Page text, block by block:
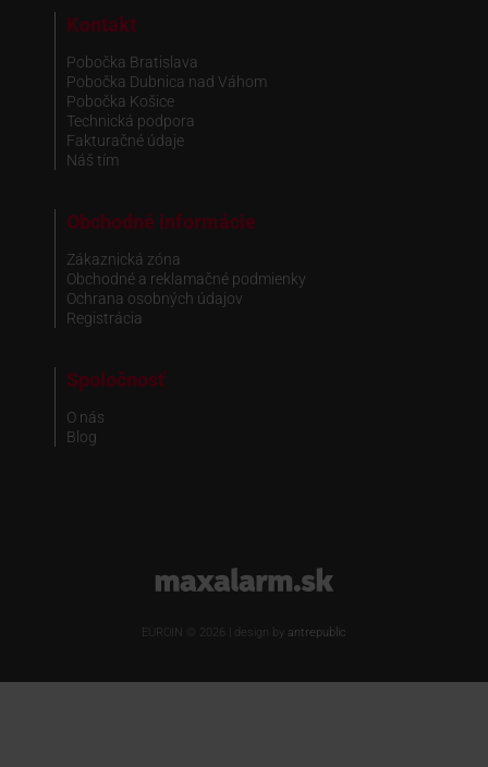
Kontakt
Pobočka Bratislava
Pobočka Dubnica nad Váhom
Pobočka Košice
Technická podpora
Fakturačné údaje
Náš tím
Obchodné informácie
Zákaznická zóna
Obchodné a reklamačné podmienky
Ochrana osobných údajov
Registrácia
Spoločnosť
O nás
Blog
www.maxalarm.sk
EUROIN © 2026 | design by antrepublic